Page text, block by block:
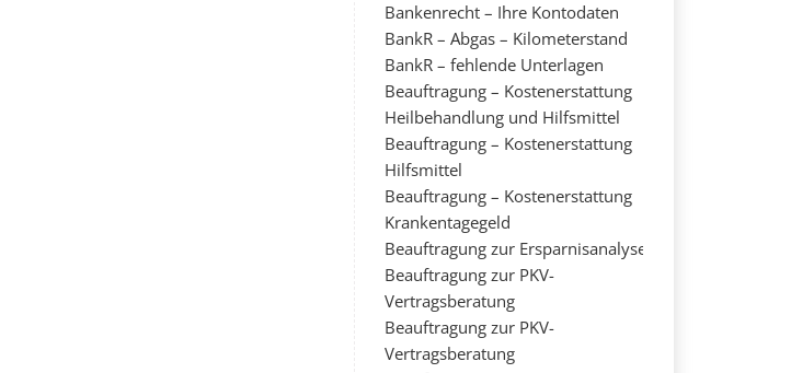
Bankenrecht – Ihre Kontodaten
BankR – Abgas – Kilometerstand
BankR – fehlende Unterlagen
Beauftragung – Kostenerstattung
Heilbehandlung und Hilfsmittel
Beauftragung – Kostenerstattung
Hilfsmittel
Beauftragung – Kostenerstattung
Krankentagegeld
Beauftragung zur Ersparnisanalyse
Beauftragung zur PKV-
Vertragsberatung
Beauftragung zur PKV-
Vertragsberatung